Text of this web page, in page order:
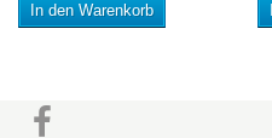
In den Warenkorb